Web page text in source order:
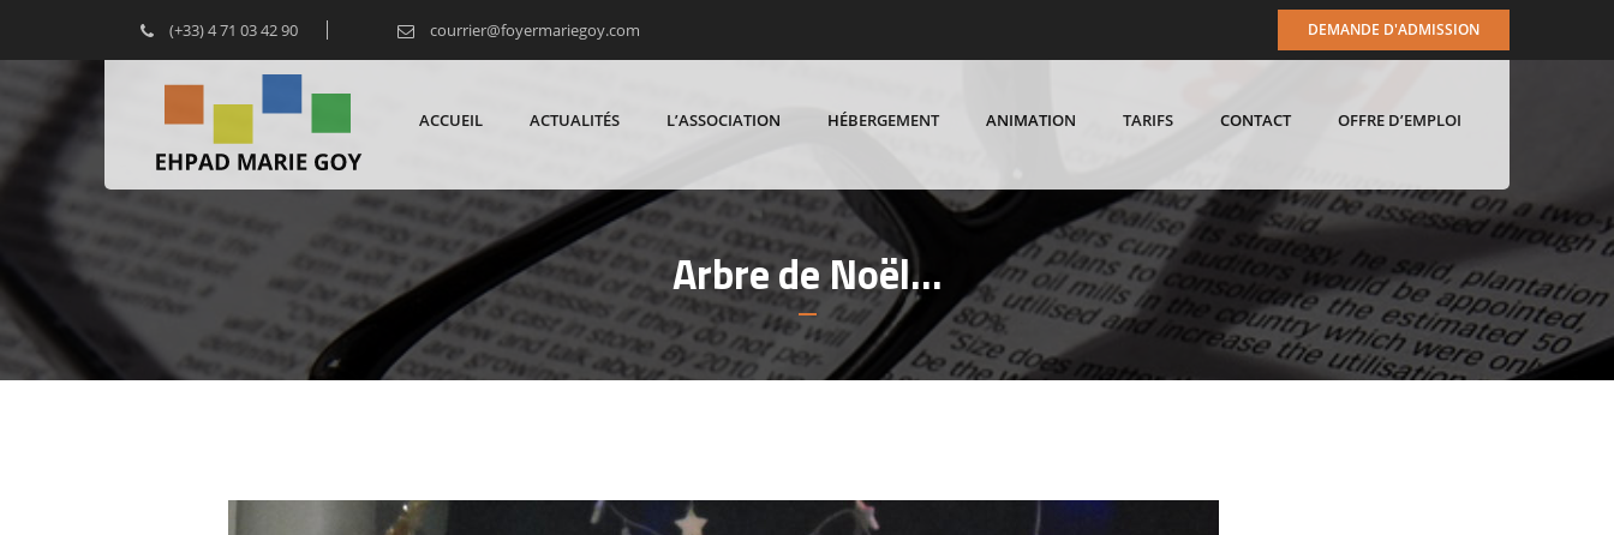
(+33) 4 71 03 42 90 courrier@foyermariegoy.com DEMANDE D'ADMISSION
ACCUEIL ACTUALITÉS L’ASSOCIATION HÉBERGEMENT ANIMATION TARIFS CONTACT OFFRE D’EMPLOI
Arbre de Noël…